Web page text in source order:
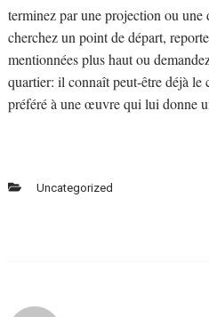
terminez par une projection ou une
cherchez un point de départ,
mentionnées plus haut ou
quartier: il connaît peut-être déjà
préféré à une œuvre qui lui donne
Uncategorized